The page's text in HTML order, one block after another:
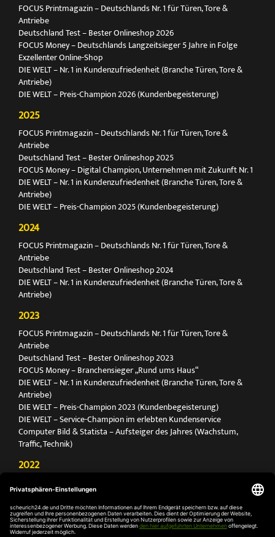
FOCUS Printmagazin – Deutschlands Nr. 1 für Türen, Tore &
Antriebe
Deutschland Test – Bester Onlineshop 2026
FOCUS Money – Deutschlands Langzeitsieger 5 Jahre in Folge
Exzellenter Online-Shop
DIE WELT – Nr. 1 in Kundenzufriedenheit (Branche Türen, Tore &
Antriebe)
DIE WELT – Preis-Champion 2026 (Kundenbegeisterung)
2025
FOCUS Printmagazin – Deutschlands Nr. 1 für Türen, Tore &
Antriebe
Deutschland Test – Bester Onlineshop 2025
FOCUS Money – Digital Champion, Unternehmen mit Zukunft Nr. 1
DIE WELT – Nr. 1 in Kundenzufriedenheit (Branche Türen, Tore &
Antriebe)
DIE WELT – Preis-Champion 2025 (Kundenbegeisterung)
2024
FOCUS Printmagazin – Deutschlands Nr. 1 für Türen, Tore &
Antriebe
Deutschland Test – Bester Onlineshop 2024
DIE WELT – Nr. 1 in Kundenzufriedenheit (Branche Türen, Tore &
Antriebe)
2023
FOCUS Printmagazin – Deutschlands Nr. 1 für Türen, Tore &
Antriebe
Deutschland Test – Bester Onlineshop 2023
FOCUS Money – Branchensieger „Rund ums Haus“
DIE WELT – Nr. 1 in Kundenzufriedenheit (Branche Türen, Tore &
Antriebe)
DIE WELT – Preis-Champion 2023 (Kundenbegeisterung)
DIE WELT – Service-Champion im erlebten Kundenservice
Computer Bild & Statista – Aufsteiger des Jahres (Wachstum,
Traffic, Technik)
2022
Antriebe
Deutschland Test – Bester Onlineshop 2022
FOCUS Money – Branchensieger „Rund ums Haus“
DIE WELT – Service-Champion im erlebten Kundenservice